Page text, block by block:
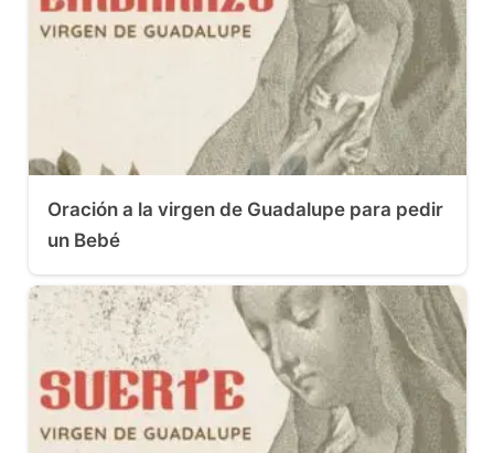
Oración a la virgen de Guadalupe para pedir
un Bebé